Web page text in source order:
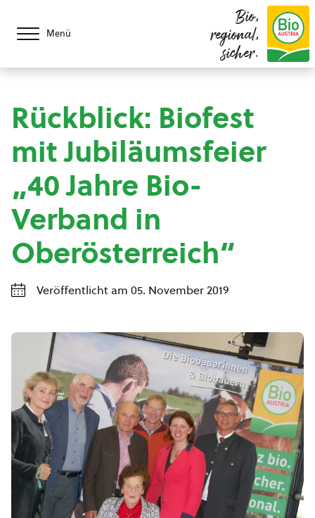
Menü
Bio,
regional,
sicher.
Rückblick: Biofest
mit Jubiläumsfeier
„40 Jahre Bio-
Verband in
Oberösterreich“
Veröffentlicht am 05. November 2019